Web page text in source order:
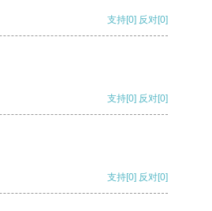
支持[0] 反对[0]
支持[0] 反对[0]
支持[0] 反对[0]